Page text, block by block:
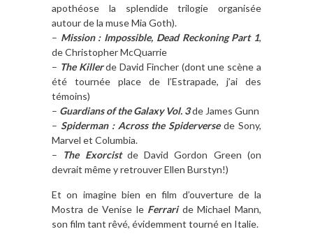
apothéose la splendide trilogie organisée
autour de la muse Mia Goth).
– Mission : Impossible, Dead Reckoning Part 1,
de Christopher McQuarrie
– The Killer de David Fincher (dont une scène a
été tournée place de l’Estrapade, j’ai des
témoins)
– Guardians of the Galaxy Vol. 3de James Gunn
– Spiderman : Across the Spiderversede Sony,
Marvel et Columbia.
–
The Exorcistde David Gordon Green (on
devrait même y retrouver Ellen Burstyn!)
Et on imagine bien en film d’ouverture de la
Mostra de Venise le Ferrari de Michael Mann,
son film tant rêvé, évidemment tourné en Italie.